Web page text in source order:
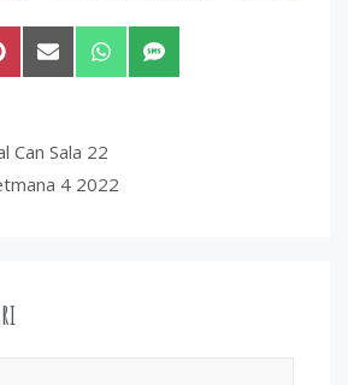
Share
on
Share
on
Share
on
Can Sala 22
4 2022